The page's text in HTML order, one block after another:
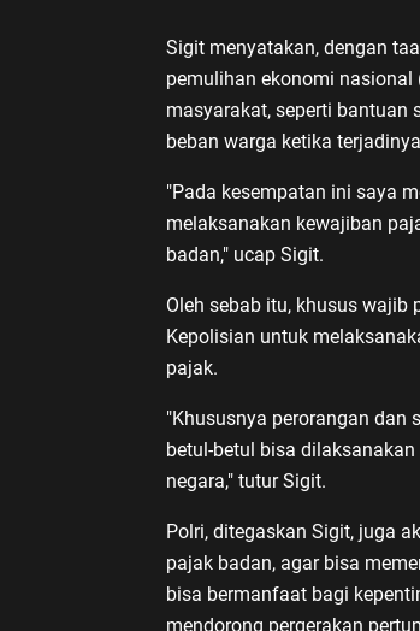
Sigit menyatakan, dengan
pemulihan ekonomi nasional
masyarakat, seperti bantuan
beban warga ketika
"Pada kesempatan ini saya
melaksanakan kewajiban
badan," ucap Sigit.
Oleh sebab itu, khusus wajib
Kepolisian untuk
pajak.
"Khususnya perorangan dan
betul-betul bisa
negara," tutur Sigit.
Polri, ditegaskan Sigit, juga
pajak badan, agar bisa
bisa bermanfaat bagi
mendorong pergerakan